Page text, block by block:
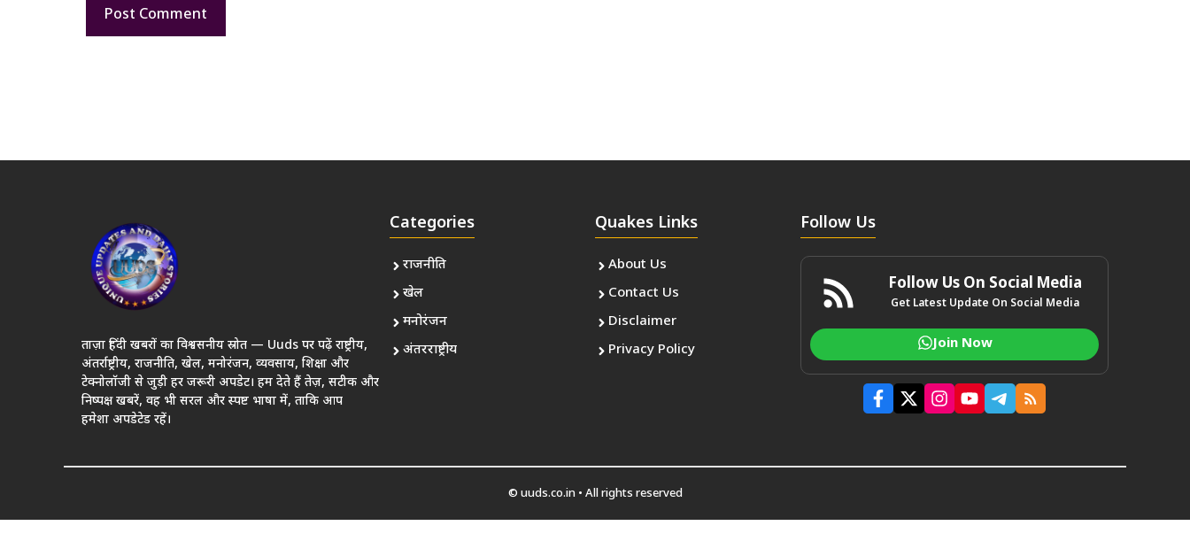
ताज़ा हिंदी खबरों का विश्वसनीय स्रोत — Uuds पर पढ़ें राष्ट्रीय,
अंतर्राष्ट्रीय, राजनीति, खेल, मनोरंजन, व्यवसाय, शिक्षा और
टेक्नोलॉजी से जुड़ी हर जरूरी अपडेट। हम देते हैं तेज़, सटीक और
निष्पक्ष खबरें, वह भी सरल और स्पष्ट भाषा में, ताकि आप
हमेशा अपडेटेड रहें।
Categories
राजनीति
खेल
मनोरंजन
अंतरराष्ट्रीय
Quakes Links
About Us
Contact Us
Disclaimer
Privacy Policy
Follow Us
Follow Us On Social Media
Get Latest Update On Social Media
Join Now
© uuds.co.in • All rights reserved